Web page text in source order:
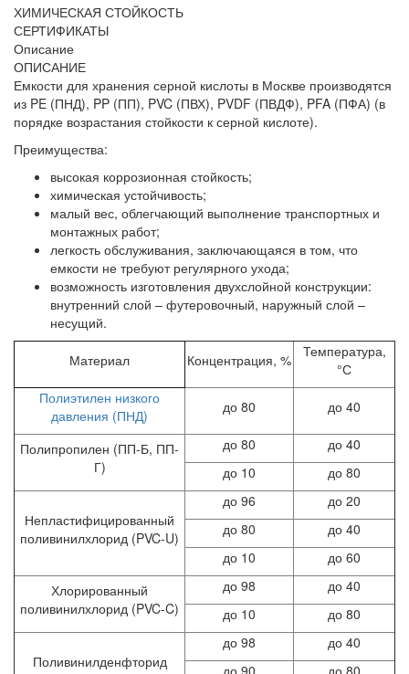
ХИМИЧЕСКАЯ СТОЙКОСТЬ
СЕРТИФИКАТЫ
Описание
ОПИСАНИЕ
Емкости для хранения серной кислоты в Москве производятся
из PE (ПНД), PP (ПП), PVC (ПВХ), PVDF (ПВДФ), PFA (ПФА) (в
порядке возрастания стойкости к серной кислоте).
Преимущества:
высокая коррозионная стойкость;
химическая устойчивость;
малый вес, облегчающий выполнение транспортных и
монтажных работ;
легкость обслуживания, заключающаяся в том, что
емкости не требуют регулярного ухода;
возможность изготовления двухслойной конструкции:
внутренний слой – футеровочный, наружный слой –
несущий.
Материал Концентрация, %
Температура,
°С
Полиэтилен низкого
давления (ПНД)
до 80 до 40
Полипропилен (ПП-Б, ПП-
Г)
до 80
до 40
до 10
до 80
Непластифицированный
поливинилхлорид (PVC-U)
до 96
до 20
до 80
до 40
до 10
до 60
Хлорированный
поливинилхлорид (PVC-C)
до 98
до 40
до 10
до 80
Поливинилденфторид
до 98
до 40